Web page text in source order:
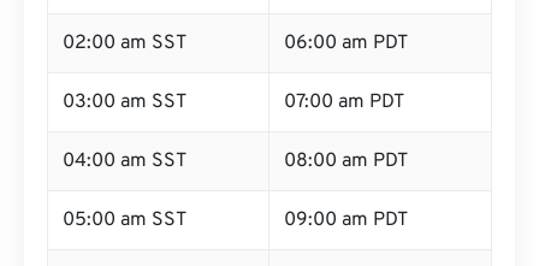
02:00 am SST 06:00 am PDT
03:00 am SST 07:00 am PDT
04:00 am SST 08:00 am PDT
05:00 am SST 09:00 am PDT